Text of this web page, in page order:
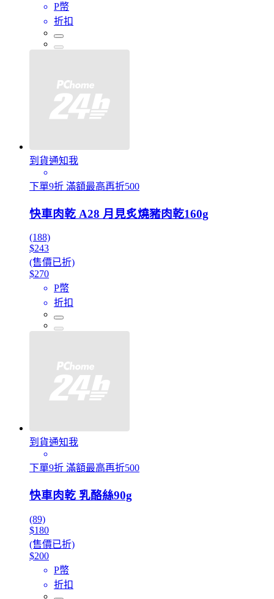
P幣
折扣
到貨通知我
下單9折 滿額最高再折500
快車肉乾 A28 月見炙燒豬肉乾160g
(188)
$243
(售價已折)
$270
P幣
折扣
到貨通知我
下單9折 滿額最高再折500
快車肉乾 乳酪絲90g
(89)
$180
(售價已折)
$200
P幣
折扣